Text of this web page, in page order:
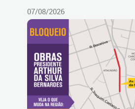
07/08/2026